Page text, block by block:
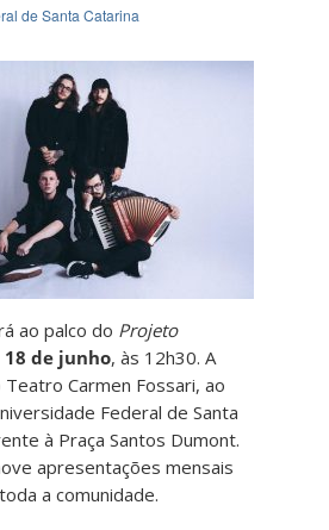
de Santa Catarina
ao palco do Projeto
18 de junho, às 12h30. A
Carmen Fossari, ao
Federal de Santa
à Praça Santos Dumont.
apresentações mensais
a comunidade.